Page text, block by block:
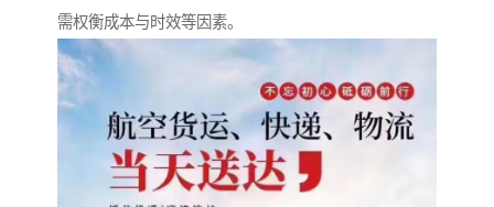
需权衡成本与时效等因素。